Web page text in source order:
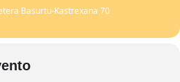
Basurtu-Kastrexana 70